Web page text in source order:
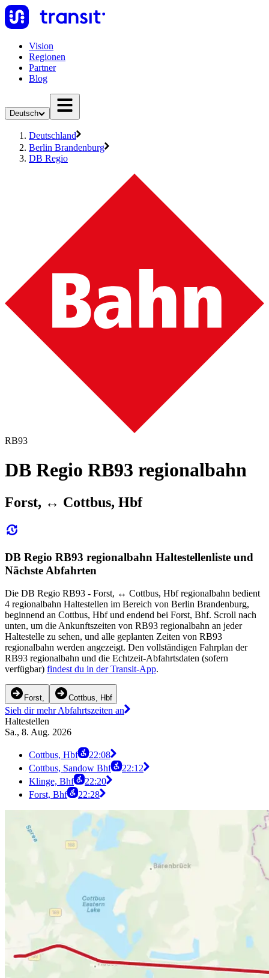
Vision
Regionen
Partner
Blog
Deutsch
Deutschland
Berlin Brandenburg
DB Regio
RB93
DB Regio RB93 regionalbahn
Forst, ↔︎ Cottbus, Hbf
DB Regio RB93 regionalbahn Haltestellenliste und
Nächste Abfahrten
Die DB Regio RB93 - Forst, ↔︎ Cottbus, Hbf regionalbahn bedient
4 regionalbahn Haltestellen im Bereich von Berlin Brandenburg,
beginnend an Cottbus, Hbf und endend bei Forst, Bhf. Scroll nach
unten, um die Ankunftszeiten von RB93 regionalbahn an jeder
Haltestelle zu sehen, und alle geplanten Zeiten von RB93
regionalbahn werden angezeigt. Den vollständigen Fahrplan der
RB93 regionalbahn und die Echtzeit-Abfahrtsdaten (sofern
verfügbar) findest du in der Transit-App.
Forst, Cottbus, Hbf
Sieh dir mehr Abfahrtszeiten an
Haltestellen
Sa., 8. Aug. 2026
Cottbus, Hbf
22:08
Cottbus, Sandow Bhf
22:12
Klinge, Bhf
22:20
Forst, Bhf
22:28